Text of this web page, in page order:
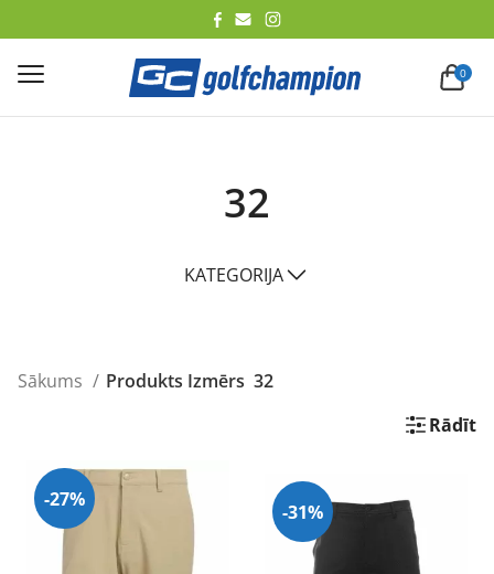
0
32
KATEGORIJA
Sākums Produkts Izmērs 32
Rādīt
-27%
-31%